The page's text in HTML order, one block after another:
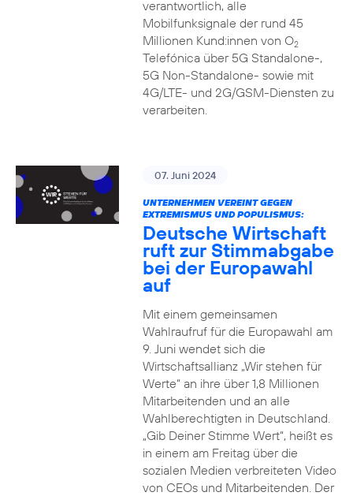
verantwortlich, alle
Mobilfunksignale der rund 45
Millionen Kund:innen von O2
Telefónica über 5G Standalone-,
5G Non-Standalone- sowie mit
4G/LTE- und 2G/GSM-Diensten zu
verarbeiten.
07. Juni 2024
UNTERNEHMEN VEREINT GEGEN
EXTREMISMUS UND POPULISMUS:
Deutsche Wirtschaft
ruft zur Stimmabgabe
bei der Europawahl
auf
Mit einem gemeinsamen
Wahlraufruf für die Europawahl am
9. Juni wendet sich die
Wirtschaftsallianz „Wir stehen für
Werte“ an ihre über 1,8 Millionen
Mitarbeitenden und an alle
Wahlberechtigten in Deutschland.
„Gib Deiner Stimme Wert“, heißt es
in einem am Freitag über die
sozialen Medien verbreiteten Video
von CEOs und Mitarbeitenden. Der